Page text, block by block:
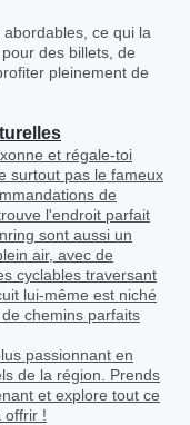
ce qui la
des billets, de
pleinement de
et régale-toi
surtout pas le fameux
de
l'endroit parfait
sont aussi un
air, avec de
cyclables traversant
lui-même est niché
chemins parfaits
passionnant en
de la région. Prends
et explore tout ce
offrir !